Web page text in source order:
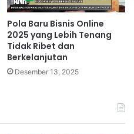
Pola Baru Bisnis Online
2025 yang Lebih Tenang
Tidak Ribet dan
Berkelanjutan
Desember 13, 2025